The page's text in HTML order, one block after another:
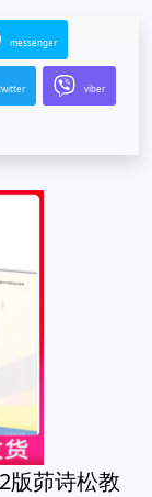
messenger
viber
版茆诗松教